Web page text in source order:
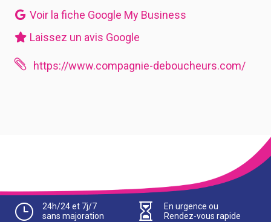
Voir la fiche Google My Business
Laissez un avis Google
 https://www.compagnie-deboucheurs.com/
}
24h/24 et 7j/7
sans majoration

En urgence ou
Rendez-vous rapide